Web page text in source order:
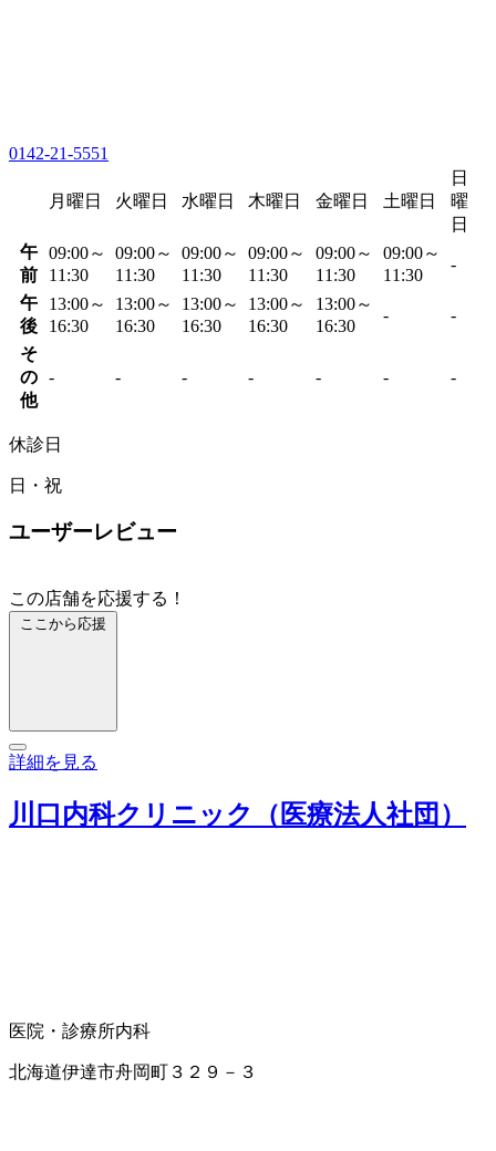
0142-21-5551
月曜日 火曜日 水曜日 木曜日 金曜日 土曜日
日
曜
日
午
前
09:00～
11:30
09:00～
11:30
09:00～
11:30
09:00～
11:30
09:00～
11:30
09:00～
11:30
-
午
後
13:00～
16:30
13:00～
16:30
13:00～
16:30
13:00～
16:30
13:00～
16:30
- -
そ
の
他
- - - - - - -
休診日
日・祝
ユーザーレビュー
この店舗を応援する！
ここから応援
詳細を見る
川口内科クリニック（医療法人社団）
医院・診療所内科
北海道伊達市舟岡町３２９－３